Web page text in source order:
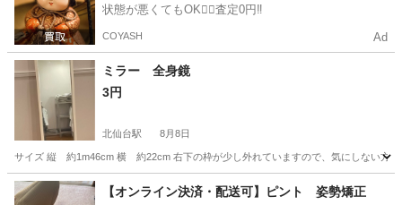
状態が悪くてもOK🙆‍♀️査定0円‼️
COYASH Ad
ミラー 全身鏡
3円
北仙台駅 8月8日
サイズ 縦 約1m46cm 横 約22cm 右下の枠が少し外れていますので、気にしない方ど
宮城 仙台市 北仙台駅 ミラー/鏡
【オンライン決済・配送可】ピント 姿勢矯正